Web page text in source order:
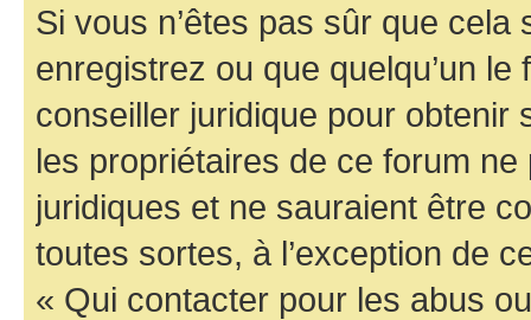
Si vous n’êtes pas sûr que
enregistrez ou que quelqu’un
conseiller juridique pour obtenir
les propriétaires de ce forum
juridiques et ne sauraient être
toutes sortes, à l’exception de
« Qui contacter pour les abus